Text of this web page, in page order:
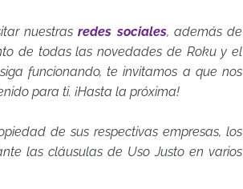
nuestrasredes sociales, además de
de todas las novedades de Roku y el
funcionando, te invitamos a que nos
para ti. ¡Hasta la próxima!
de sus respectivas empresas, los
las cláusulas de Uso Justo en varios